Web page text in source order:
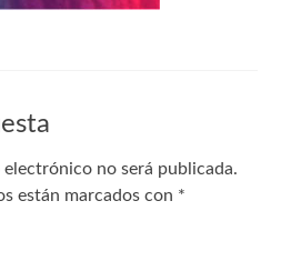
no será publicada.
están marcados con *